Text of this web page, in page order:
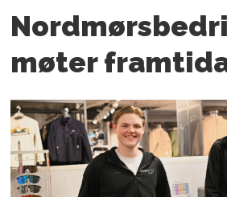
møter